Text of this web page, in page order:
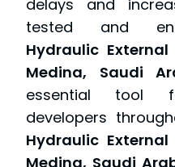
delays and
tested and
Hydraulic
Medina, Saudi
essential tool
developers
Hydraulic
Medina, Saudi